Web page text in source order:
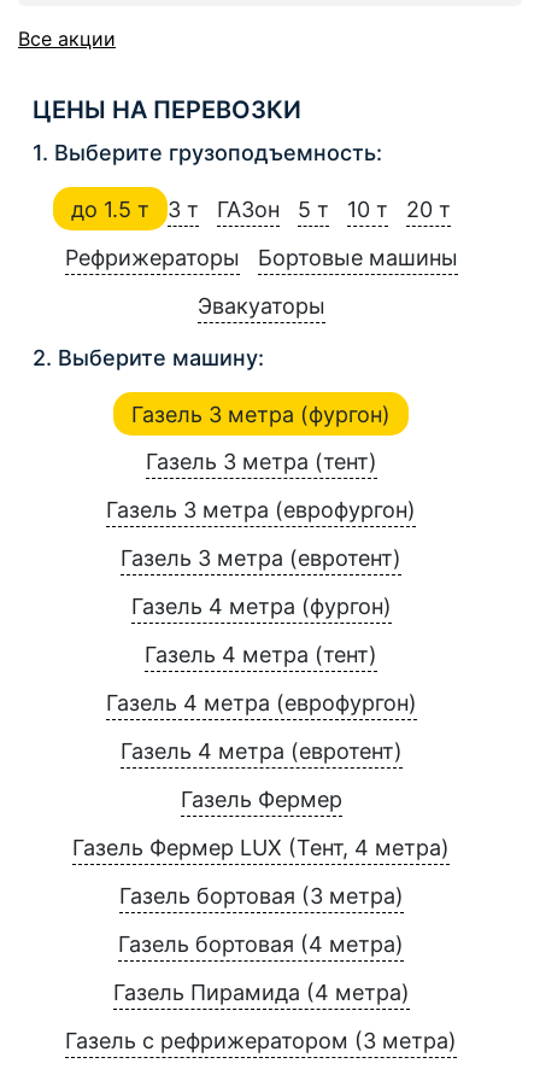
Все акции
ЦЕНЫ НА ПЕРЕВОЗКИ
1. Выберите грузоподъемность:
до 1.5 т 3 т ГАЗон 5 т 10 т
20 т
Рефрижераторы
Бортовые машины
Эвакуаторы
2. Выберите машину:
Газель 3 метра (фургон)
Газель 3 метра (тент)
Газель 3 метра (еврофургон)
Газель 3 метра (евротент)
Газель 4 метра (фургон)
Газель 4 метра (тент)
Газель 4 метра (еврофургон)
Газель 4 метра (евротент)
Газель Фермер
Газель Фермер LUX (Тент, 4 метра)
Газель бортовая (3 метра)
Газель бортовая (4 метра)
Газель Пирамида (4 метра)
Газель с рефрижератором (3 метра)